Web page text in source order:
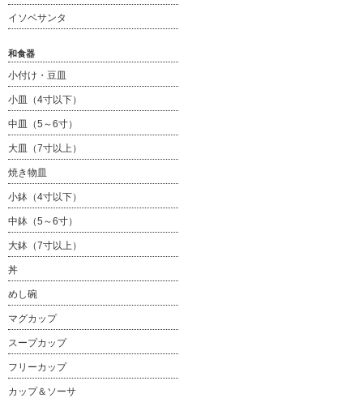
イソベサンタ
和食器
小付け・豆皿
小皿（4寸以下）
中皿（5～6寸）
大皿（7寸以上）
焼き物皿
小鉢（4寸以下）
中鉢（5～6寸）
大鉢（7寸以上）
丼
めし碗
マグカップ
スープカップ
フリーカップ
カップ＆ソーサ